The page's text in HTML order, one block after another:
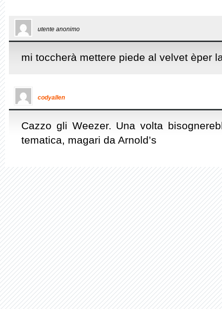
utente anonimo
mi toccherà mettere piede al velvet èper
codyallen
Cazzo gli Weezer. Una volta
tematica, magari da Arnold’s